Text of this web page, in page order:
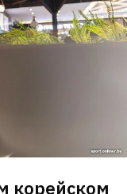
корейском